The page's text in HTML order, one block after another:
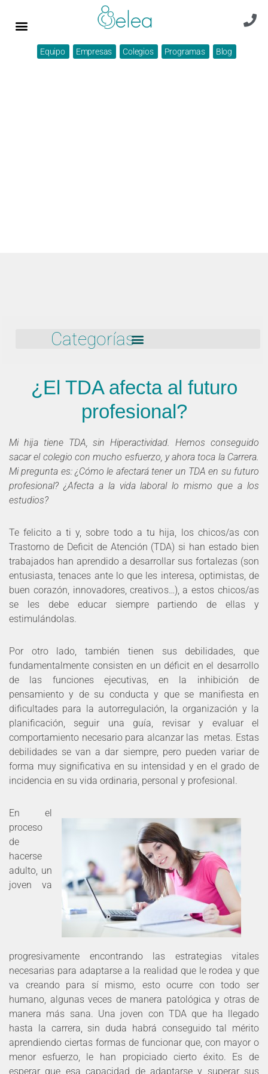
Equipo Empresas Colegios Programas Blog
¿El TDA afecta al futuro
profesional?
Mi hija tiene TDA, sin Hiperactividad. Hemos conseguido
sacar el colegio con mucho esfuerzo, y ahora toca la Carrera.
Mi pregunta es: ¿Cómo le afectará tener un TDA en su futuro
profesional? ¿Afecta a la vida laboral lo mismo que a los
estudios?
Te felicito a ti y, sobre todo a tu hija, los chicos/as con
Trastorno de Deficit de Atención (TDA) si han estado bien
trabajados han aprendido a desarrollar sus fortalezas (son
entusiasta, tenaces ante lo que les interesa, optimistas, de
buen corazón, innovadores, creativos…), a estos chicos/as
se les debe educar siempre partiendo de ellas y
estimulándolas.
Por otro lado, también tienen sus debilidades, que
fundamentalmente consisten en un déficit en el desarrollo
de las funciones ejecutivas, en la inhibición de
pensamiento y de su conducta y que se manifiesta en
dificultades para la autorregulación, la organización y la
planificación, seguir una guía, revisar y evaluar el
comportamiento necesario para alcanzar las metas. Estas
debilidades se van a dar siempre, pero pueden variar de
forma muy significativa en su intensidad y en el grado de
incidencia en su vida ordinaria, personal y profesional.
En el
proceso
de
hacerse
adulto, un
joven va
progresivamente encontrando las estrategias vitales
necesarias para adaptarse a la realidad que le rodea y que
va creando para sí mismo, esto ocurre con todo ser
humano, algunas veces de manera patológica y otras de
manera más sana. Una joven con TDA que ha llegado
hasta la carrera, sin duda habrá conseguido tal mérito
aprendiendo ciertas formas de funcionar que, con mayor o
menor esfuerzo, le han propiciado cierto éxito. Es de
esperar que esa capacidad de adaptarse y superar sus
Categorías